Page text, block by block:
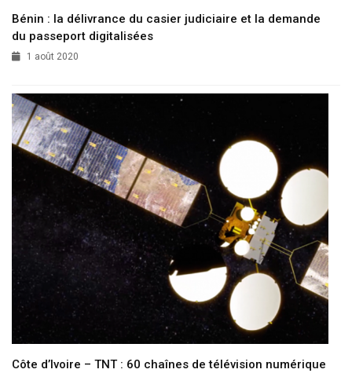
Bénin : la délivrance du casier judiciaire et la demande
du passeport digitalisées
1 août 2020
Côte d’Ivoire – TNT : 60 chaînes de télévision numérique